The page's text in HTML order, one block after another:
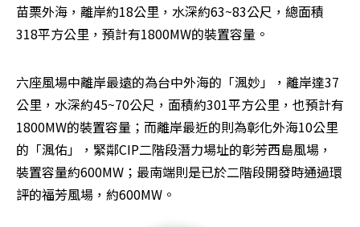
苗栗外海，離岸約18公里，水深約63~83公尺，總面積
318平方公里，預計有1800MW的裝置容量。
六座風場中離岸最遠的為台中外海的「渢妙」，離岸達37
公里，水深約45~70公尺，面積約301平方公里，也預計有
1800MW的裝置容量；而離岸最近的則為彰化外海10公里
的「渢佑」，緊鄰CIP二階段潛力場址的彰芳西島風場，
裝置容量約600MW；最南端則是已於二階段開發時通過環
評的福芳風場，約600MW。